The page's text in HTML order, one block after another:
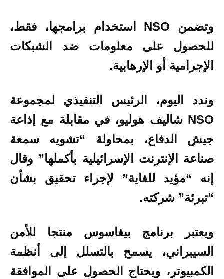
وتضمن NSO استخدام برامجها، فقط،
للحصول على معلومات ضد الشبكات
الإجرامية أو الإرهابية.
وندد اليوم، الرئيس التنفيذي لمجموعة
NSO شاليف هوليو، في مقابلة مع إذاعة
جيش الدفاع، بمحاولة “تشويه سمعة
صناعة الإنترنت الإسرائيلية بأكملها” وقال
إنه “مؤيد للغاية” لإجراء تحقيق بشأن
“تبرئة” شركته.
ويعتبر برنامج بيغاسوس منتجا للأمن
السيبراني، يسمح بالتسلل إلى أنظمة
الكمبيوتر، ويحتاج الحصول على الموافقة